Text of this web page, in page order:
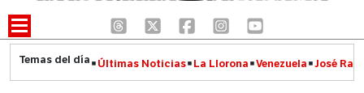
Últimas Noticias La Llorona Venezuela José